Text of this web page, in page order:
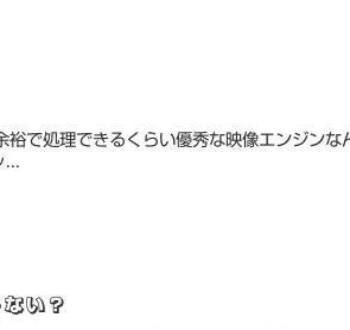
で処理できるくらい優秀な映像エンジン
い？